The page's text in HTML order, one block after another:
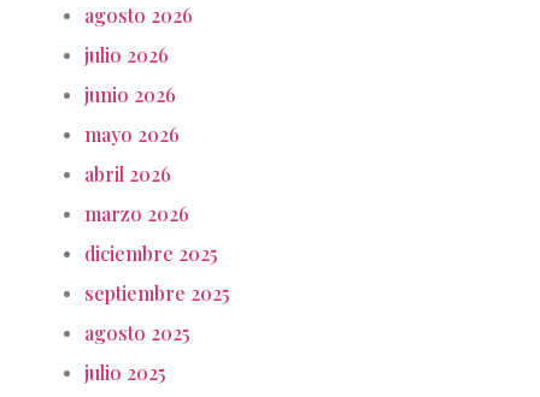
agosto 2026
julio 2026
junio 2026
mayo 2026
abril 2026
marzo 2026
diciembre 2025
septiembre 2025
agosto 2025
julio 2025